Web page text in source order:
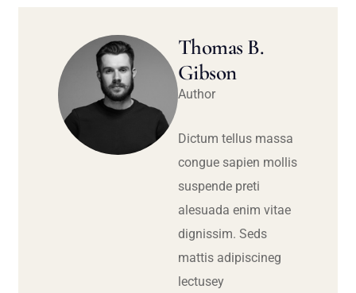
Thomas B.
Gibson
Author
Dictum tellus massa
congue sapien mollis
suspende preti
alesuada enim vitae
dignissim. Seds
mattis adipiscineg
lectusey